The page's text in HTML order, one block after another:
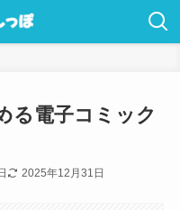
る電子コミック
2025年12月31日